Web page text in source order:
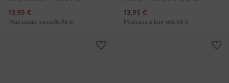
Dabartinė kaina
13,95 €
Mažiausia kaina15,95 €
Dabartinė kaina
13,95 €
Mažiausia kaina18,95 €